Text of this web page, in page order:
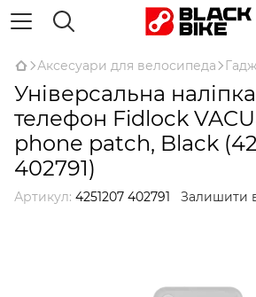
Аксесуари для велосипеда
Універсальна
телефон Fidlock
phone patch, Black
402791)
Артикул: 4251207 402791 Залишити